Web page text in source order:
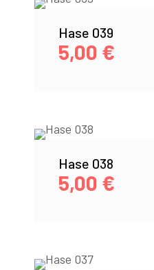
Hase 039
5,00 €
Hase 038
5,00 €